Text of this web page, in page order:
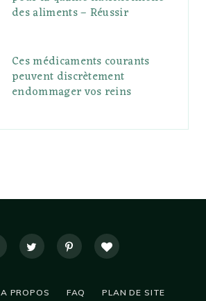
des aliments – Réussir
Ces médicaments courants
peuvent discrètement
endommager vos reins
A PROPOS FAQ PLAN DE SITE